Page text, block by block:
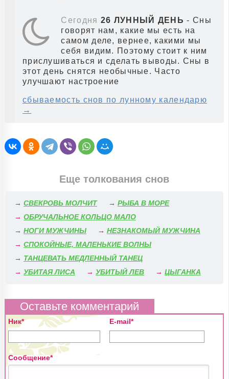
Сегодня 26 ЛУННЫЙ ДЕНЬ - Сны
говорят нам, какие мы есть на
самом деле, вернее, какими мы
себя видим. Поэтому стоит к ним
прислушиваться и сделать выводы. Сны в
этот день снятся необычные. Часто
улучшают настроение
сбываемость снов по лунному календарю
→
Еще толкования снов
→ СВЕКРОВЬ МОЛЧИТ → РЫБА В МОРЕ
→ ОБРУЧАЛЬНОЕ КОЛЬЦО МАЛО
→ НОГИ МУЖЧИНЫ → НЕЗНАКОМЫЙ МУЖЧИНА
→ СПОКОЙНЫЕ, МАЛЕНЬКИЕ ВОЛНЫ
→ ТАНЦЕВАТЬ МЕДЛЕННЫЙ ТАНЕЦ
→ УБИТАЯ ЛИСА → УБИТЫЙ ЛЕВ → ЦЫГАНКА
Оставьте комментарий
Ник* E-mail*
Сообщение*